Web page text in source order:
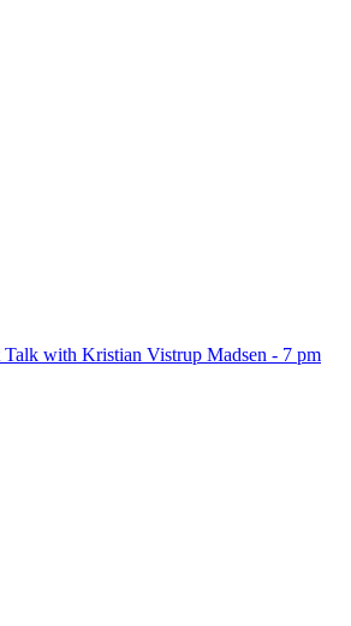
with Kristian Vistrup Madsen - 7 pm